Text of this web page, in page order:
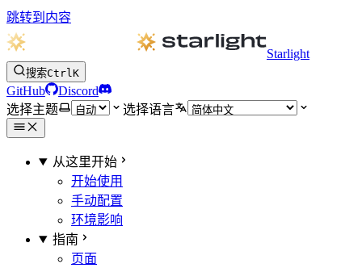
跳转到内容
Starlight
搜索CtrlK
GitHub
Discord
选择主题
选择语言
从这里开始
开始使用
手动配置
环境影响
指南
页面